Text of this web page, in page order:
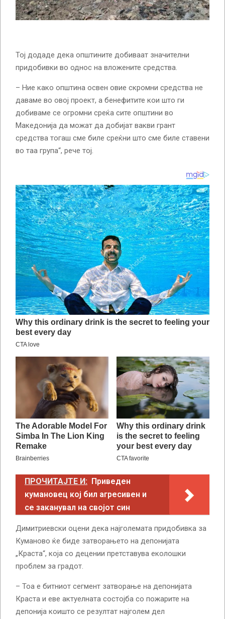
Тој додаде дека општините добиваат значителни
придобивки во однос на вложените средства.
– Ние како општина освен овие скромни средства не
даваме во овој проект, а бенефитите кои што ги
добиваме се огромни среќа сите општини во
Македонија да можат да добијат вакви грант
средства тогаш сме биле среќни што сме биле ставени
во таа група“, рече тој.
ПРОЧИТАЈТЕ И: Приведен
кумановец кој бил агресивен и
се заканувал на својот син
Димитриевски оцени дека најголемата придобивка за
Куманово ќе биде затворањето на депонијата
„Краста“, која со децении претставува еколошки
проблем за градот.
– Тоа е битниот сегмент затворање на депонијата
Краста и еве актуелната состојба со пожарите на
депонија коишто се резултат најголем дел